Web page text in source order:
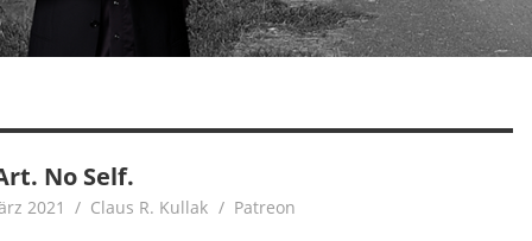
No Self.
2021 Claus R. Kullak Patreon